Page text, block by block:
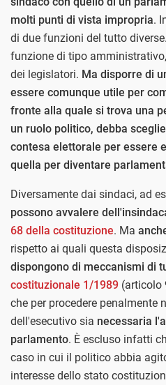
molti punti di vista impropria.
di due funzioni del tutto
funzione di tipo
dei legislatori. Ma disporre di
essere comunque utile per
fronte alla quale si trova una
un ruolo politico, debba
contesa elettorale per essere
quella per diventare
Diversamente dai sindaci, ad
possono avvalere
68 della costituzione. Ma
rispetto ai quali questa
dispongono di meccanismi di
costituzionale 1/1989 (articolo
che per procedere penalmente
dell'esecutivo sia necessaria
parlamento. È escluso infatti
caso in cui il politico abbia
interesse dello stato